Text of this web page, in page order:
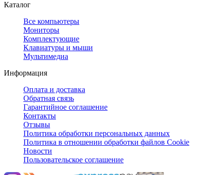
Каталог
Все компьютеры
Мониторы
Комплектующие
Клавиатуры и мыши
Мультимедиа
Информация
Оплата и доставка
Обратная связь
Гарантийное соглашение
Контакты
Отзывы
Политика обработки персональных данных
Политика в отношении обработки файлов Cookie
Новости
Пользовательское соглашение